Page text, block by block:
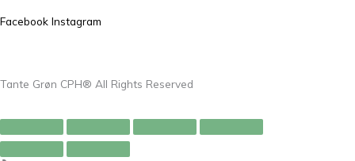
Facebook Instagram
Tante Grøn CPH® All Rights Reserved